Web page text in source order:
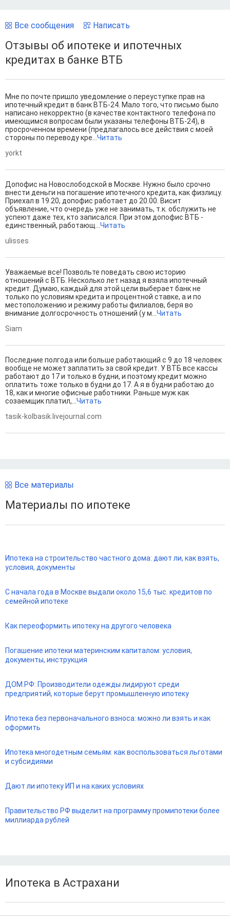
Все сообщения Написать
Отзывы об ипотеке и ипотечных
кредитах в банке ВТБ
Мне по почте пришло уведомление о переуступке прав на
ипотечный кредит в банк ВТБ-24. Мало того, что письмо было
написано некорректно (в качестве контактного телефона по
имеющимся вопросам были указаны телефоны ВТБ-24), в
просроченном времени (предлагалось все действия с моей
стороны по переводу кре...Читать
yorkt
Допофис на Новослободской в Москве. Нужно было срочно
внести деньги на погашение ипотечного кредита, как физлицу.
Приехал в 19.20, допофис работает до 20.00. Висит
объявление, что очередь уже не занимать, т.к. обслужить не
успеют даже тех, кто записался. При этом допофис ВТБ -
единственный, работающ...Читать
ulisses
Уважаемые все! Позвольте поведать свою историю
отношений с ВТБ. Несколько лет назад я взяла ипотечный
кредит. Думаю, каждый для этой цели выберает банк не
только по условиям кредита и процентной ставке, а и по
местоположению и режиму работы филиалов, беря во
внимание долгосрочность отношений (у м...Читать
Siam
Последние полгода или больше работающий с 9 до 18 человек
вообще не может заплатить за свой кредит. У ВТБ все кассы
работают до 17 и только в будни, и поэтому кредит можно
оплатить тоже только в будни до 17. А я в будни работаю до
18, как и многие офисные работники. Раньше муж как
созаемщик платил,...Читать
tasik-kolbasik.livejournal.com
Все материалы
Материалы по ипотеке
Ипотека на строительство частного дома: дают ли, как взять,
условия, документы
С начала года в Москве выдали около 15,6 тыс. кредитов по
семейной ипотеке
Как переоформить ипотеку на другого человека
Погашение ипотеки материнским капиталом: условия,
документы, инструкция
ДОМ.РФ: Производители одежды лидируют среди
предприятий, которые берут промышленную ипотеку
Ипотека без первоначального взноса: можно ли взять и как
оформить
Ипотека многодетным семьям: как воспользоваться льготами
и субсидиями
Дают ли ипотеку ИП и на каких условиях
Правительство РФ выделит на программу промипотеки более
миллиарда рублей
Ипотека в Астрахани